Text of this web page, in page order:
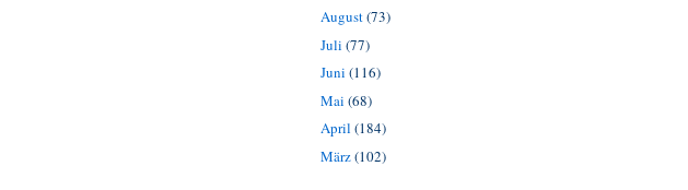
August(73)
Juli (77)
Juni (116)
Mai (68)
April (184)
März(102)